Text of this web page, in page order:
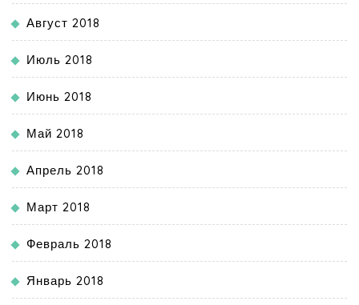
Август 2018
Июль 2018
Июнь 2018
Май 2018
Апрель 2018
Март 2018
Февраль 2018
Январь 2018